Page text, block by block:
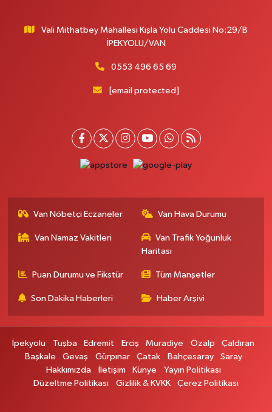
Gürpınar Eczanesi
Akpınar Mah. Milli Egemenlik Cad.No:7 A
Yol Tarifi Al
0 (432) 215 77 65 Yol Tarifi Al
Ferhat Eczanesi
Akköprü mahallesi Beşyol mevkii sakatatçılar çarşısı altı şok market yanı
Gündüz Eczanesi
CUMHURİYET MAH. ATATÜRK CADDESİ NO:39 A
Merve Eczanesi
ZEYLAN CAD.BEKO BAYİ KARŞISI NO:13 MERVE ECZANESİ:ZEYLAN
Vali Mithatbey Mahallesi Kışla Yolu Caddesi No:29/B
İPEKYOLU/VAN
0553 496 65 69
[email protected]
Van Nöbetçi Eczaneler Van Hava Durumu
Van Namaz Vakitleri
Van Trafik Yoğunluk
Haritası
Puan Durumu ve Fikstür Tüm Manşetler
Son Dakika Haberleri Haber Arşivi
İpekyolu Tuşba Edremit Erciş Muradiye Özalp
Çaldıran
Başkale
Gevaş Gürpınar Çatak Bahçesaray
Saray
Hakkımızda
İletişim Künye
Yayın Politikası
Düzeltme Politikası
Gizlilik & KVKK Çerez Politikası